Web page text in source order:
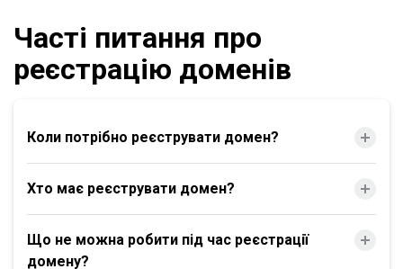
Часті питання про
реєстрацію доменів
Коли потрібно реєструвати домен?
Хто має реєструвати домен?
Що не можна робити під час реєстрації
домену?